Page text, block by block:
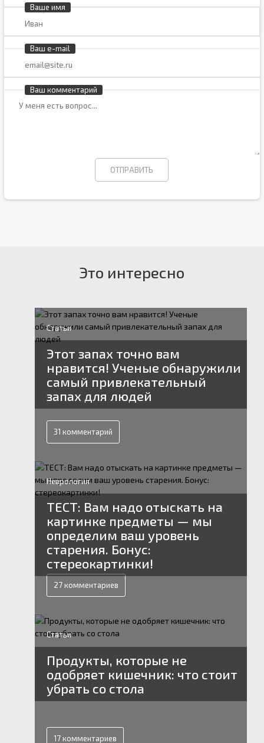
Ваше имя
Ваш e-mail
Ваш комментарий
Это интересно
Статьи
Этот запах точно вам
нравится! Ученые обнаружили
самый привлекательный
запах для людей
31 комментарий
Неврология
ТЕСТ: Вам надо отыскать на
картинке предметы — мы
определим ваш уровень
старения. Бонус:
стереокартинки!
27 комментариев
Статьи
Продукты, которые не
одобряет кишечник: что стоит
убрать со стола
17 комментариев